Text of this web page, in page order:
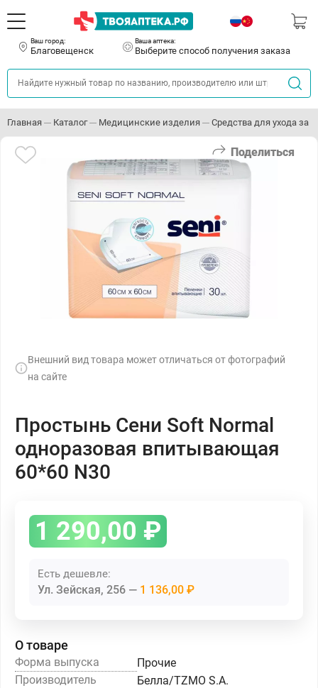
Ваш город:
Благовещенск
Ваша аптека:
Выберите способ получения заказа
Главная Каталог Медицинские изделия Средства для ухода за
Поделиться
Внешний вид товара может отличаться от фотографий
на сайте
Простынь Сени Soft Normal
одноразовая впитывающая
60*60 N30
1 290,00 ₽
Есть дешевле:
Ул. Зейская, 256 1 136,00 ₽
О товаре
Форма выпуска
Прочие
Производитель
Белла/TZMO S.A.